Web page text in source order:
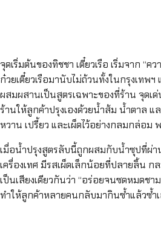
จุดเริ่มต้นของทิชชา เตี๋ยวเรือ เริ่มจาก “
ก๋วยเตี๋ยวเรือมานับไม่ถ้วนทั้งในกรุงเท
ผสมผสานเป็นสูตรเฉพาะของที่ร้าน จุดเ
ร้านให้ลูกค้าปรุงเองด้วยน้ำส้ม น้ำตาล แ
หวาน เปรี้ยว และเผ็ดไว้อย่างกลมกล่อม
เมื่อน้ำปรุงสูตรลับนี้ถูกผสมกับน้ำซุปที่ผ่า
เครื่องเทศ มีรสเผ็ดเล็กน้อยที่ปลายลิ้น ก
เป็นเสียงเดียวกันว่า “อร่อยจนซดหมดชา
ทำให้ลูกค้าหลายคนกลับมากินซ้ำแล้วซ้ำ